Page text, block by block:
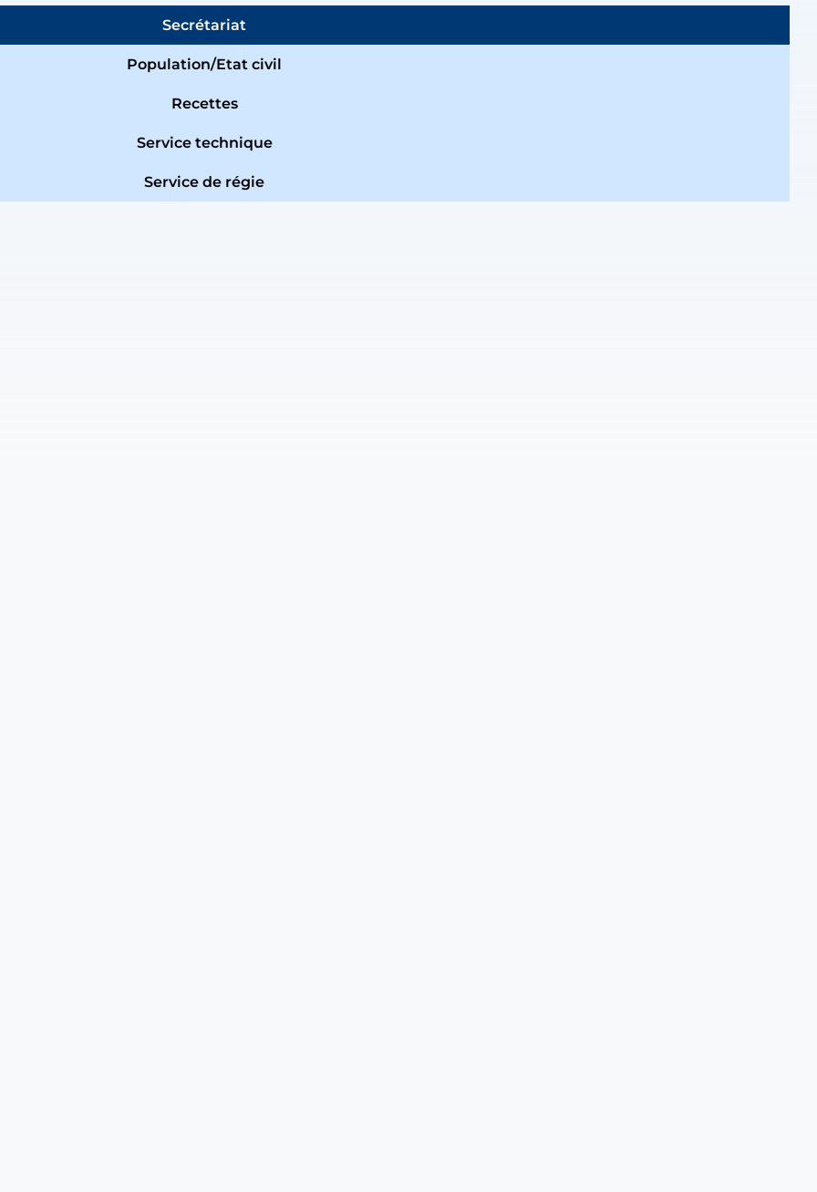
Secrétariat
Population/Etat civil
Recettes
Service technique
Service de régie